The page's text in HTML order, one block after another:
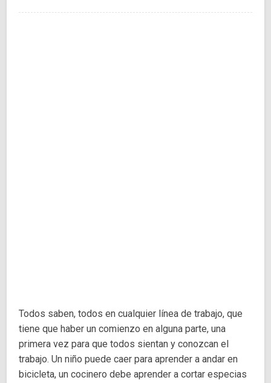
Todos saben, todos en cualquier línea de trabajo, que
tiene que haber un comienzo en alguna parte, una
primera vez para que todos sientan y conozcan el
trabajo. Un niño puede caer para aprender a andar en
bicicleta, un cocinero debe aprender a cortar especias